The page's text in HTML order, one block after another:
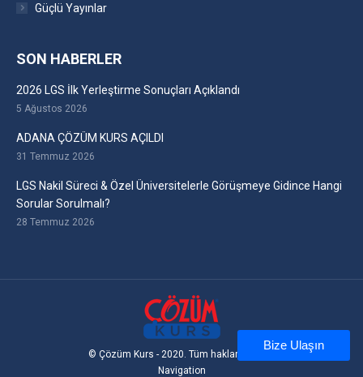
Güçlü Yayınlar
SON HABERLER
2026 LGS İlk Yerleştirme Sonuçları Açıklandı
5 Ağustos 2026
ADANA ÇÖZÜM KURS AÇILDI
31 Temmuz 2026
LGS Nakil Süreci & Özel Üniversitelerle Görüşmeye Gidince Hangi
Sorular Sorulmalı?
28 Temmuz 2026
© Çözüm Kurs - 2020. Tüm hakları saklıdır
Navigation
Bize Ulaşın